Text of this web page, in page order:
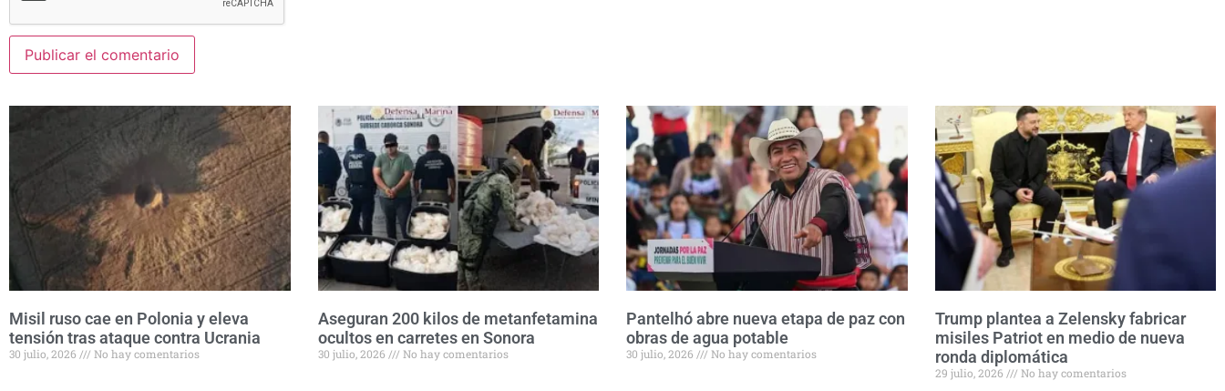
Misil ruso cae en Polonia y eleva
tensión tras ataque contra Ucrania
30 julio, 2026 No hay comentarios
Aseguran 200 kilos de metanfetamina
ocultos en carretes en Sonora
30 julio, 2026 No hay comentarios
Pantelhó abre nueva etapa de paz con
obras de agua potable
30 julio, 2026 No hay comentarios
Trump plantea a Zelensky fabricar
misiles Patriot en medio de nueva
ronda diplomática
29 julio, 2026 No hay comentarios